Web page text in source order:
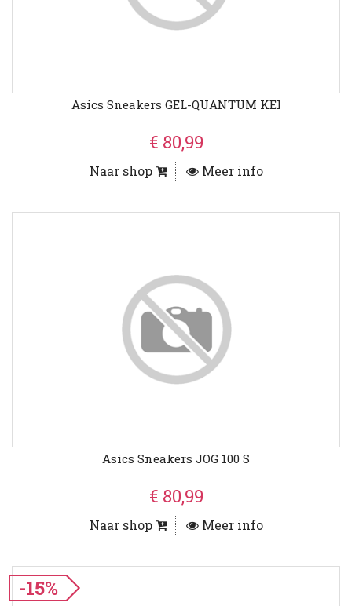
Asics Sneakers GEL-QUANTUM KEI
€ 80,99
Naar shop Meer info
Asics Sneakers JOG 100 S
€ 80,99
Naar shop Meer info
-15%